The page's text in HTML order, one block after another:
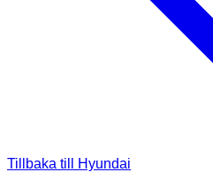
Tillbaka till Hyundai